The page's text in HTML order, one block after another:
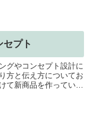
プト
グやコンセプト設計に
方と伝え方についてお
て新商品を作っている